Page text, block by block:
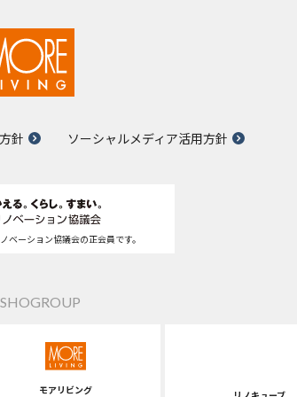
針 ソーシャルメディア活用方針
ベーション協議会の正会員です。
モアリビング